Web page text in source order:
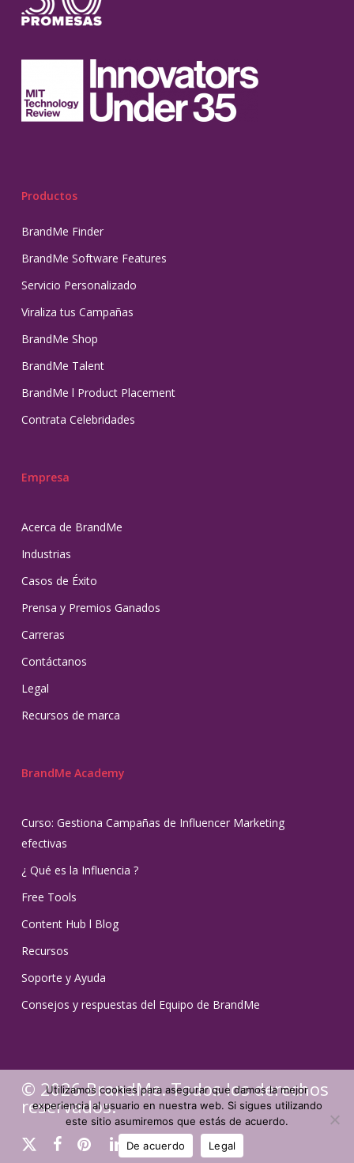
Productos
BrandMe Finder
BrandMe Software Features
Servicio Personalizado
Viraliza tus Campañas
BrandMe Shop
BrandMe Talent
BrandMe l Product Placement
Contrata Celebridades
Empresa
Acerca de BrandMe
Industrias
Casos de Éxito
Prensa y Premios Ganados
Carreras
Contáctanos
Legal
Recursos de marca
BrandMe Academy
Curso: Gestiona Campañas de Influencer Marketing
efectivas
¿ Qué es la Influencia ?
Free Tools
Content Hub l Blog
Recursos
Soporte y Ayuda
Consejos y respuestas del Equipo de BrandMe
© 2026 BrandMe. Todos los derechos
reservados.
x-
facebookpinterestlinkedin youtubeinstagramtiktok
Utilizamos cookies para asegurar que damos la mejor
experiencia al usuario en nuestra web. Si sigues utilizando
este sitio asumiremos que estás de acuerdo.
De acuerdo
Legal